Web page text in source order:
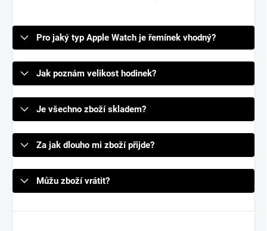
Pro jaký typ Apple Watch je řemínek vhodný?
Jak poznám velikost hodinek?
Je všechno zboží skladem?
Za jak dlouho mi zboží přijde?
Můžu zboží vrátit?